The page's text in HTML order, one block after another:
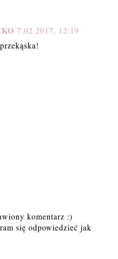
7.02.2017, 12:19
komentarz :)
się odpowiedzieć jak